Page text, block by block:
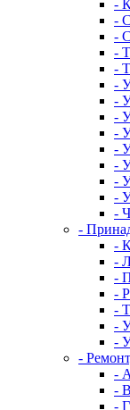
-
-
-
-
-
-
-
-
-
-
-
-
-
-
-
-
-
-
-
-
-
-
-
-
-
-